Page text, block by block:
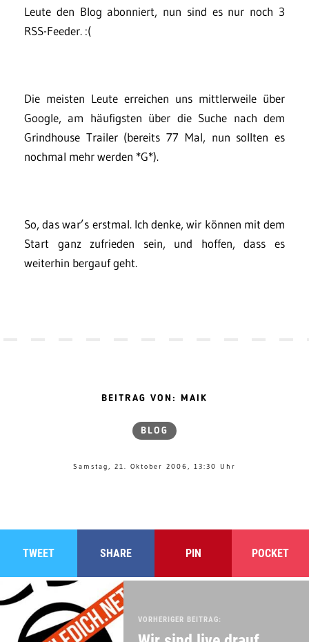
Leute den Blog abonniert, nun sind es nur noch 3
RSS-Feeder. :(
Die meisten Leute erreichen uns mittlerweile über
Google, am häufigsten über die Suche nach dem
Grindhouse Trailer (bereits 77 Mal, nun sollten es
nochmal mehr werden *G*).
So, das war’s erstmal. Ich denke, wir können mit dem
Start ganz zufrieden sein, und hoffen, dass es
weiterhin bergauf geht.
BEITRAG VON: MAIK
BLOG
Samstag, 21. Oktober 2006, 13:30 Uhr
TWEET SHARE PIN POCKET
VORHERIGER BEITRAG: